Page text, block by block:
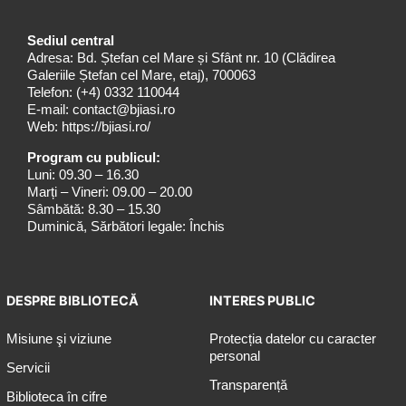
Sediul central
Adresa: Bd. Ștefan cel Mare și Sfânt nr. 10 (Clădirea
Galeriile Ștefan cel Mare, etaj), 700063
Telefon: (+4) 0332 110044
E-mail: contact@bjiasi.ro
Web: https://bjiasi.ro/
Program cu publicul:
Luni: 09.30 – 16.30
Marți – Vineri: 09.00 – 20.00
Sâmbătă: 8.30 – 15.30
Duminică, Sărbători legale: Închis
DESPRE BIBLIOTECĂ
Misiune şi viziune
Servicii
Biblioteca în cifre
INTERES PUBLIC
Protecția datelor cu caracter
personal
Transparență